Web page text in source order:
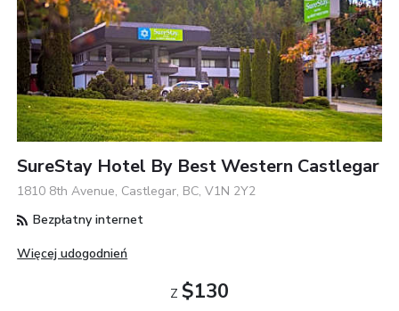
SureStay Hotel By Best Western Castlegar
1810 8th Avenue, Castlegar, BC, V1N 2Y2
Bezpłatny internet
Więcej udogodnień
Z $130